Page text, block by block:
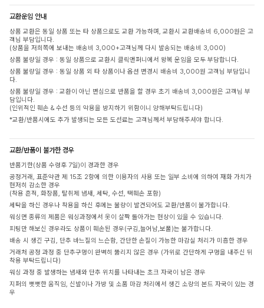
교환운임 안내
상품 교환은 동일 상품 또는 타 상품으로도 교환 가능하며, 교환시 교환배송비 6,000원은 고
객님 부담입니다.
(상품을 저희쪽에 보내는 배송비 3,000+고객님께 다시 발송되는 배송비 3,000)
상품 불량일 경우 : 동일 상품으로 교환시 클릭앤퍼니에서 왕복 운임을 모두 부담합니다.
상품 불량일 경우 : 동일 상품 외 타 상품이나 옵션 변경시 배송비 3,000원 고객님 부담입니
다.
상품 불량일 경우 : 교환이 아닌 변심으로 반품을 할 경우 초기 배송비 3,000원은 고객님 부
담입니다.
(인위적인 훼손 & 수선 등의 악용을 방지하기 위함이니 양해부탁드립니다)
*교환/반품시에도 추가 발생되는 모든 도선료는 고객님께서 부담해주셔야 합니다.
교환/반품이 불가한 경우
반품기한(상품 수령후 7일)이 경과한 경우
공정거래, 표준약관 제 15조 2항에 의한 이용자의 사용 또는 일부 소비에 의하여 재화 가치가
현저히 감소한 경우
(착용 흔적, 화장품, 탈취제 냄새, 세탁, 수선, 택훼손 포함)
세탁을 하신 경우나 착용을 하신 후에는 불량이 발견되어도 교환/반품이 불가합니다.
워싱면 종류의 제품은 워싱과정에서 옷이 살짝 돌아가는 현상이 있을 수 있습니다.
피팅만 해보신 경우라도 상품이 훼손된 경우(구김,늘어남,보풀)는 불가합니다.
배송 시 생긴 구김, 단추 바느질의 느슨함, 간단한 손질이 가능한 마감실 처리가 미흡한 경우
거래처 공정 과정 중 단추구멍이 완벽히 뚫리지 않은 경우 (가위로 간단하게 구멍을 내주신 뒤
착용 부탁드립니다)
워싱 과정 중 발생하는 냄새와 단추 위치를 나타내는 초크 자국이 남은 경우
지퍼의 뻣뻣한 움직임, 신발이나 가방 및 소품 마감 처리에서 생긴 소량의 본드 자국이 있는 경
우